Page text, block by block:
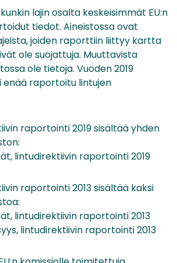
lajin osalta keskeisimmät EU:n
tiedot. Aineistossa ovat
joiden raporttiin liittyy kartta
ole suojattuja. Muuttavista
ole tietoja. Vuoden 2019
enää raportoitu lintujen
raportointi 2019 sisältää yhden
lintudirektiivin raportointi 2019
raportointi 2013 sisältää kaksi
lintudirektiivin raportointi 2013
lintudirektiivin raportointi 2013